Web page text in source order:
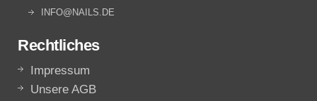
INFO@NAILS.DE
Rechtliches
Impressum
Unsere AGB